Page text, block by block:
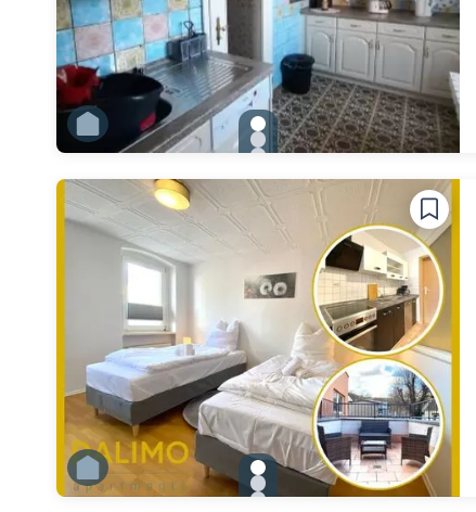
gallery.slide_selector
Zu Slide 1 wechseln
Zu Slide 2 wechseln
Zu Slide 4 wechseln
Zu Slide 5 wechseln
Zu Slide 6 wechseln
gallery.slide_selector
Zu Slide 1 wechseln
Zu Slide 2 wechseln